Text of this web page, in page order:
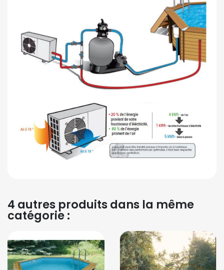
4 autres produits dans la même
catégorie :